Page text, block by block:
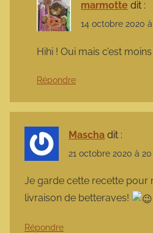
marmotte dit :
14 octobre 2020 à
Hihi ! Oui mais c’est
Répondre
Mascha dit :
21 octobre 2020 à
Je garde cette recette pour
livraison de betteraves!
Répondre